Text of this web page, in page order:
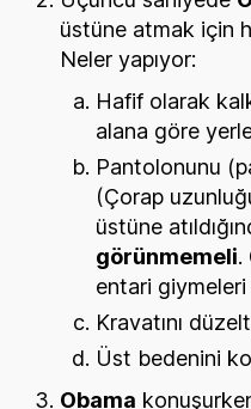
üstüne atmak için
Neler yapıyor:
Hafif olarak
alana göre
Pantolonunu
(Çorap
üstüne
görünmemeli.
entari giymeleri
Kravatını
Üst bedenini
Obama